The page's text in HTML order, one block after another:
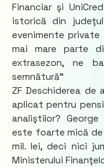
Financiar şi
istorică din
evenimente private
mai mare parte
extrasezon, ne
semnătură“
ZF Deschiderea de
aplicat pentru
analiştilor? George
este foarte mică de
mil. lei, deci nici
Ministerului